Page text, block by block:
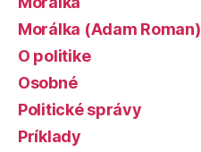
Morálka (Adam Roman)
O politike
Osobné
Politické správy
Príklady